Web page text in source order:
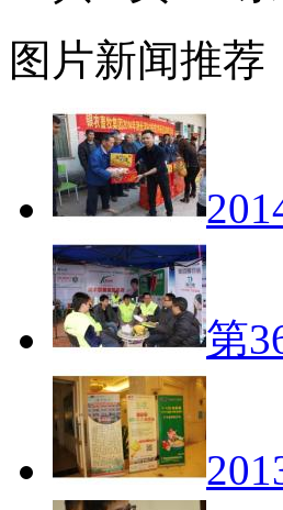
图片新闻推荐
第